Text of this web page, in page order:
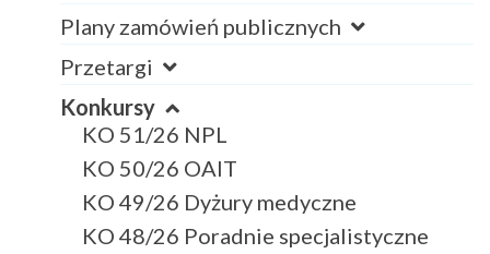
Plany zamówień publicznych
Przetargi
Konkursy
KO 51/26 NPL
KO 50/26 OAIT
KO 49/26 Dyżury medyczne
KO 48/26 Poradnie specjalistyczne